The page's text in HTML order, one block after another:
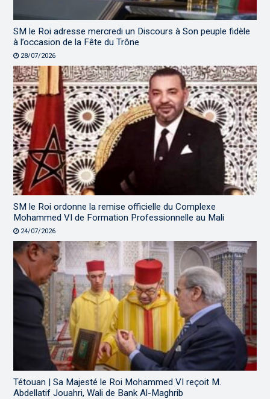
SM le Roi adresse mercredi un Discours à Son peuple fidèle
à l’occasion de la Fête du Trône
28/07/2026
SM le Roi ordonne la remise officielle du Complexe
Mohammed VI de Formation Professionnelle au Mali
24/07/2026
Tétouan | Sa Majesté le Roi Mohammed VI reçoit M.
Abdellatif Jouahri, Wali de Bank Al-Maghrib